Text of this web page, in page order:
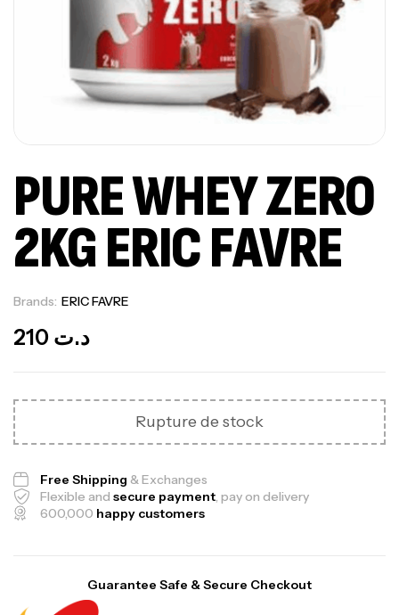
PURE WHEY ZERO
2KG ERIC FAVRE
Brands: ERIC FAVRE
د.ت
Rupture de stock
Free Shipping & Exchanges
Flexible and secure payment, pay on delivery
600,000 happy customers
Guarantee Safe & Secure Checkout